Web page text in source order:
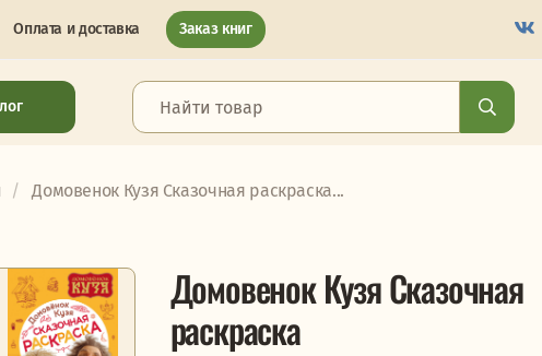
Оплата и доставка Заказ книг
Домовенок Кузя Сказочная раскраска...
Домовенок Кузя Сказочная
раскраска